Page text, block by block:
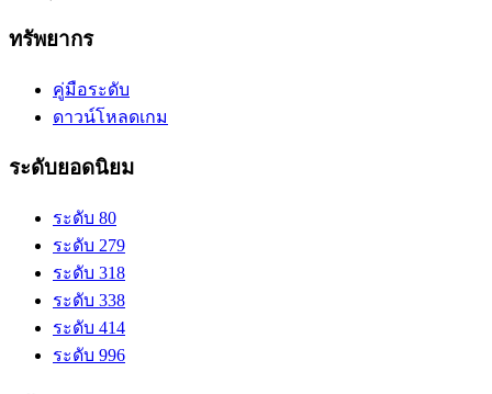
ทรัพยากร
คู่มือระดับ
ดาวน์โหลดเกม
ระดับยอดนิยม
ระดับ 80
ระดับ 279
ระดับ 318
ระดับ 338
ระดับ 414
ระดับ 996